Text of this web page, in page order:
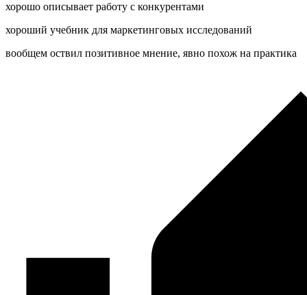
хорошо описывает работу с конкурентами
хороший учебник для маркетинговых исследований
вообщем оствил позитивное мнение, явно похож на практика